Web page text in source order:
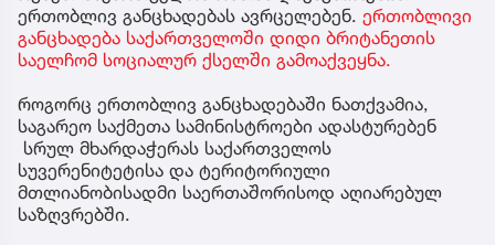
ერთობლივ განცხადებას ავრცელებენ. ერთობლივი
განცხადება საქართველოში დიდი ბრიტანეთის
საელჩომ სოციალურ ქსელში გამოაქვეყნა.
როგორც ერთობლივ განცხადებაში ნათქვამია,
საგარეო საქმეთა სამინისტროები ადასტურებენ
სრულ მხარდაჭერას საქართველოს
სუვერენიტეტისა და ტერიტორიული
მთლიანობისადმი საერთაშორისოდ აღიარებულ
საზღვრებში.